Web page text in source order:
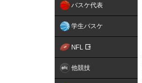
バスケ代表
学生バスケ
NFL
他競技